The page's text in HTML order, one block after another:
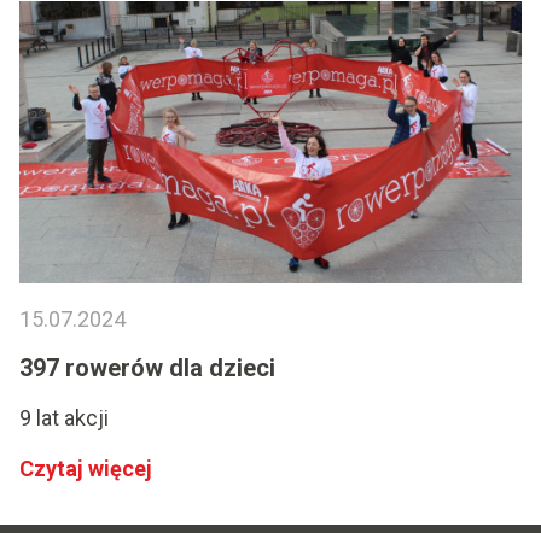
15.07.2024
397 rowerów dla dzieci
9 lat akcji
Czytaj więcej